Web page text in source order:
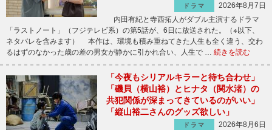
ドラマ
2026年8月7日
内田有紀と寺西拓人がダブル主演するドラマ
「ラストノート」（フジテレビ系）の第5話が、6日に放送された。（※以下、
ネタバレを含みます） 本作は、環境も積み重ねてきた人生も全く違う、交わ
るはずのなかった歳の差の男女が静かに引かれ合い、人生で … 続きを読む
「今夜もシリアルキラーと待ち合わせ」
「磯貝（横山裕）とヒナタ（関水渚）の
共犯関係が深まってきているのがいい」
「縦山裕二さんのグッズ欲しい」
ドラマ
2026年8月6日